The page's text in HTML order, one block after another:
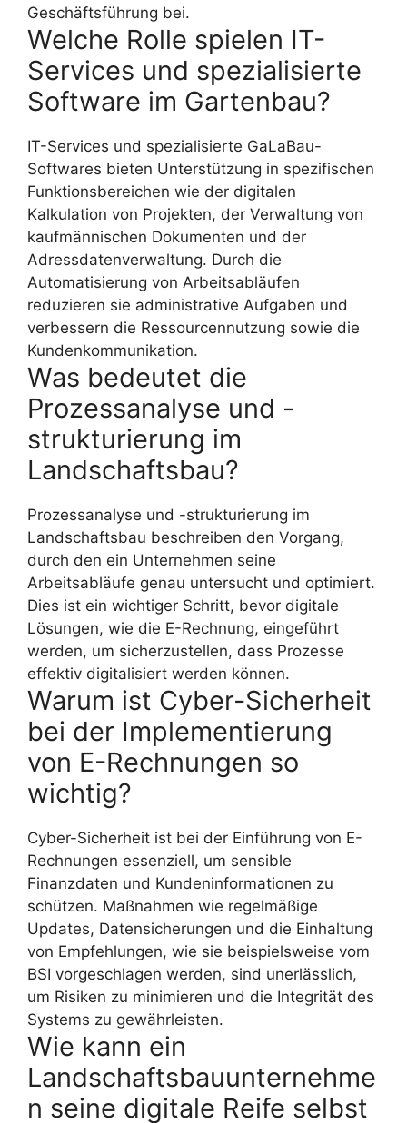
Geschäftsführung bei.
Welche Rolle spielen IT-
Services und spezialisierte
Software im Gartenbau?
IT-Services und spezialisierte GaLaBau-
Softwares bieten Unterstützung in spezifischen
Funktionsbereichen wie der digitalen
Kalkulation von Projekten, der Verwaltung von
kaufmännischen Dokumenten und der
Adressdatenverwaltung. Durch die
Automatisierung von Arbeitsabläufen
reduzieren sie administrative Aufgaben und
verbessern die Ressourcennutzung sowie die
Kundenkommunikation.
Was bedeutet die
Prozessanalyse und -
strukturierung im
Landschaftsbau?
Prozessanalyse und -strukturierung im
Landschaftsbau beschreiben den Vorgang,
durch den ein Unternehmen seine
Arbeitsabläufe genau untersucht und optimiert.
Dies ist ein wichtiger Schritt, bevor digitale
Lösungen, wie die E-Rechnung, eingeführt
werden, um sicherzustellen, dass Prozesse
effektiv digitalisiert werden können.
Warum ist Cyber-Sicherheit
bei der Implementierung
von E-Rechnungen so
wichtig?
Cyber-Sicherheit ist bei der Einführung von E-
Rechnungen essenziell, um sensible
Finanzdaten und Kundeninformationen zu
schützen. Maßnahmen wie regelmäßige
Updates, Datensicherungen und die Einhaltung
von Empfehlungen, wie sie beispielsweise vom
BSI vorgeschlagen werden, sind unerlässlich,
um Risiken zu minimieren und die Integrität des
Systems zu gewährleisten.
Wie kann ein
Landschaftsbauunternehme
n seine digitale Reife selbst